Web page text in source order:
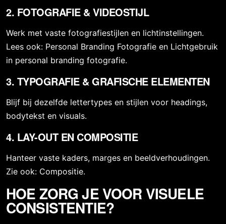
2. FOTOGRAFIE & VIDEOSTIJL
Werk met vaste fotografiestijlen en lichtinstellingen.
Lees ook: Personal Branding Fotografie en Lichtgebruik
in personal branding fotografie.
3. TYPOGRAFIE & GRAFISCHE ELEMENTEN
Blijf bij dezelfde lettertypes en stijlen voor headings,
bodytekst en visuals.
4. LAY-OUT EN COMPOSITIE
Hanteer vaste kaders, marges en beeldverhoudingen.
Zie ook: Compositie.
HOE ZORG JE VOOR VISUELE
CONSISTENTIE?